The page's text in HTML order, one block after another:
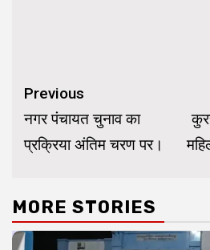
Continue
Reading
Previous
नगर पंचायत चुनाव का
प्रक्रिया अंतिम चरण पर।
MORE STORIES